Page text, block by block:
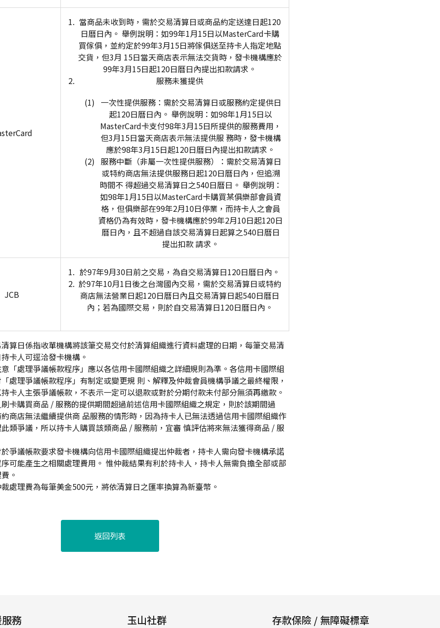
當商品未收到時，需於交易清算日或商品約定送達日起120
日曆日內。 舉例說明：如99年1月15日以MasterCard卡購
買傢俱，並約定於99年3月15日將傢俱送至持卡人指定地點
交貨，但3月 15日當天商店表示無法交貨時，發卡機構應於
99年3月15日起120日曆日內提出扣款請求。
服務未獲提供
(1) 一次性提供服務：需於交易清算日或服務約定提供日
起120日曆日內。 舉例說明：如98年1月15日以
MasterCard卡支付98年3月15日所提供的服務費用，
但3月15日當天商店表示無法提供服 務時，發卡機構
應於98年3月15日起120日曆日內提出扣款請求。
(2) 服務中斷（非屬一次性提供服務）：需於交易清算日
或特約商店無法提供服務日起120日曆日內，但追溯
時間不 得超過交易清算日之540日曆日。 舉例說明：
如98年1月15日以MasterCard卡購買某俱樂部會員資
格，但俱樂部在99年2月10日停業，而持卡人之會員
資格仍為有效時，發卡機構應於99年2月10日起120日
曆日內，且不超過自該交易清算日起算之540日曆日
提出扣款 請求。
JCB
於97年9月30日前之交易，為自交易清算日120日曆日內。
於97年10月1日後之台灣國內交易，需於交易清算日或特約
商店無法營業日起120日曆日內且交易清算日起540日曆日
內；若為國際交易，則於自交易清算日120日曆日內。
算日係指收單機構將該筆交易交付於清算組織進行資料處理的日期，每筆交易清
卡人可逕洽發卡機構。
「處理爭議帳款程序」應以各信用卡國際組織之詳細規則為準。各信用卡國際組
處理爭議帳款程序」有制定或變更規 則、解釋及仲裁會員機構爭議之最終權限，
卡人主張爭議帳款，不表示一定可以退款或對於分期付款未付部分無須再繳款。
卡購買商品 / 服務的提供期間超過前述信用卡國際組織之規定，則於該期間過
商店無法繼續提供商 品服務的情形時，因為持卡人已無法透過信用卡國際組織作
類爭議，所以持卡人購買該類商品 / 服務前，宜審 慎評估將來無法獲得商品 / 服
爭議帳款要求發卡機構向信用卡國際組織提出仲裁者，持卡人需向發卡機構承諾
可能產生之相關處理費用。 惟仲裁結果有利於持卡人，持卡人無需負擔全部或部
。
處理費為每筆美金500元，將依清算日之匯率換算為新臺幣。
返回列表
務 玉山社群 存款保險 / 無障礙標章